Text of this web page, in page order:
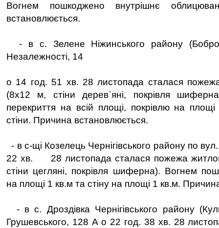
Вогнем пошкоджено внутрішнє
встановлюється.
- в с. Зелене Ніжинського району
Незалежності, 14
о 14 год. 51 хв. 28 листопада сталася
(8х12 м, стiни дерев`яні, покрiвля
перекриття на всій площі, покрівлю на
стіни. Причина встановлюється.
- в с-щі Козелець Чернігівського району по
22 хв. 28 листопада сталася пожежа
стiни цегляні, покрiвля шиферна). Вогнем
на площі 1 кв.м та стіну на площі 1 кв.м.
- в с. Дроздівка Чернігівського району
Грушевського, 128 А о 22 год. 38 хв. 28